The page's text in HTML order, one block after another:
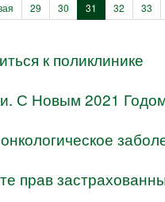
29 30 31 32 33
к поликлинике
С Новым 2021
прав